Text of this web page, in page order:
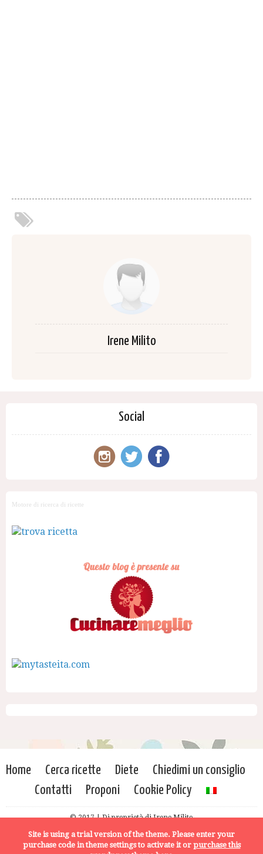
Irene Milito
Social
Motore di ricerca di ricette
Home Cerca ricette Diete
Chiedimi un consiglio
Contatti
Proponi Cookie Policy
© 2017 | Di proprietà di Irene Milito
Site is using a trial version of the theme. Please enter your
purchase code in theme settings to activate it or purchase this